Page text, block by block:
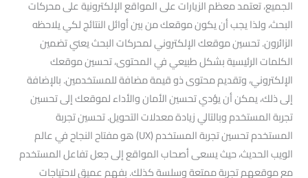
الجميع، تعتمد معظم الزيارات على المواقع الإلكترونية على محركات
البحث، ولذا يجب أن يكون موقعك من بين أوائل النتائج لكي يلاحظه
الزائرون. تحسين موقعك الإلكتروني لمحركات البحث يعني تضمين
الكلمات الرئيسية بشكل طبيعي في المحتوى، تحسين موقعك
الإلكتروني، وتقديم محتوى ذو قيمة مضافة للمستخدمين. بالإضافة
إلى ذلك، يمكن أن يؤدي تحسين الأمان والأداء لموقعك إلى تحسين
تجربة المستخدم وبالتالي زيادة معدلات التحويل. تحسين تجربة
المستخدم تحسين تجربة المستخدم (UX) هو مفتاح النجاح في عالم
الويب الحديث، حيث يسعى أصحاب المواقع إلى جعل تفاعل المستخدم
مع موقعهم تجربة ممتعة وسلسة كذلك. بفهم عميق لاحتياجات